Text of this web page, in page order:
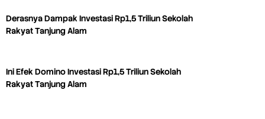
Derasnya Dampak Investasi Rp1,5 Triliun Sekolah
Rakyat Tanjung Alam
Ini Efek Domino Investasi Rp1,5 Triliun Sekolah
Rakyat Tanjung Alam